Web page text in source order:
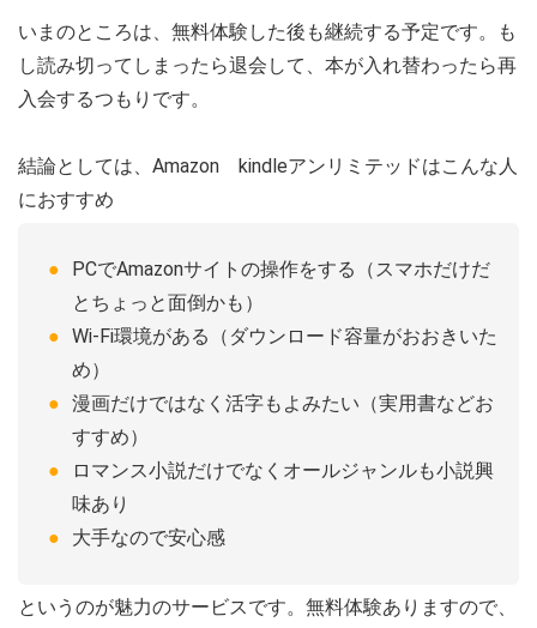
いまのところは、無料体験した後も継続する予定です。も
し読み切ってしまったら退会して、本が入れ替わったら再
入会するつもりです。
結論としては、Amazon kindleアンリミテッドはこんな人
におすすめ
PCでAmazonサイトの操作をする（スマホだけだ
とちょっと面倒かも）
Wi-Fi環境がある（ダウンロード容量がおおきいた
め）
漫画だけではなく活字もよみたい（実用書などお
すすめ）
ロマンス小説だけでなくオールジャンルも小説興
味あり
大手なので安心感
というのが魅力のサービスです。無料体験ありますので、